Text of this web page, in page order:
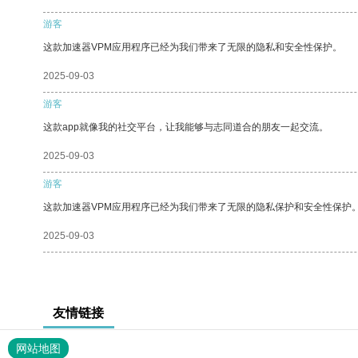
游客
这款加速器VPM应用程序已经为我们带来了无限的隐私和安全性保护。
2025-09-03
游客
这款app就像我的社交平台，让我能够与志同道合的朋友一起交流。
2025-09-03
游客
这款加速器VPM应用程序已经为我们带来了无限的隐私保护和安全性保护
2025-09-03
友情链接
网站地图